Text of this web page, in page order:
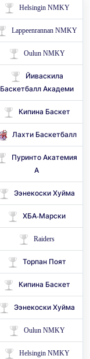
Helsingin NMKY
Lappeenrannan NMKY
Oulun NMKY
Йиваскила
Баскетбалл Академи
Кипина Баскет
Лахти Баскетбалл
Пуринто Акатемия
А
Ээнекоски Хуйма
ХБА-Марски
Raiders
Торпан Поят
Кипина Баскет
Ээнекоски Хуйма
Oulun NMKY
Helsingin NMKY